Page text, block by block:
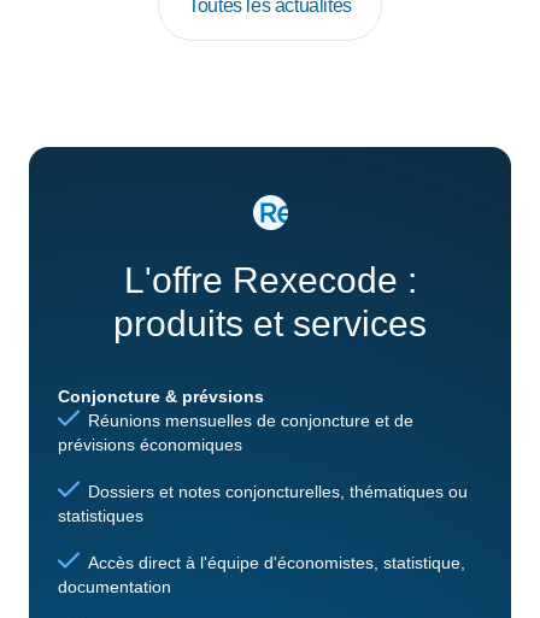
Toutes les actualités
L'offre Rexecode :
produits et services
Conjoncture & prévsions
Réunions mensuelles de conjoncture et de
prévisions économiques
Dossiers et notes conjoncturelles, thématiques ou
statistiques
Accès direct à l'équipe d'économistes, statistique,
documentation